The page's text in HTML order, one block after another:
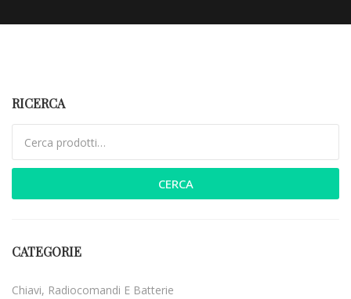
RICERCA
CERCA
CATEGORIE
Chiavi, Radiocomandi E Batterie